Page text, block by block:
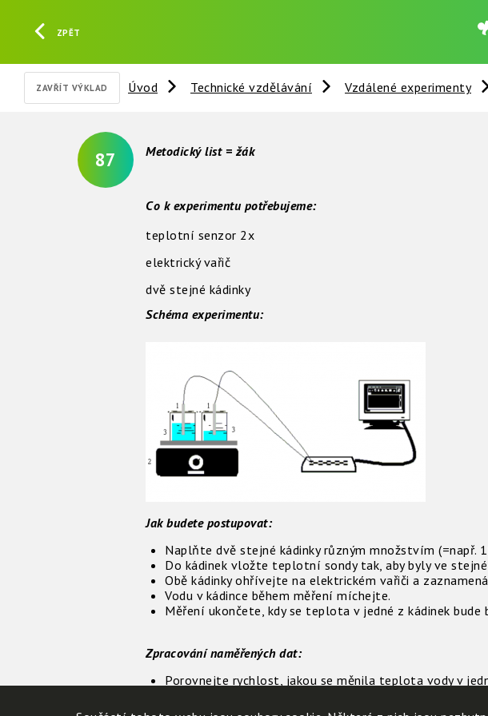
ZPĚT
ZAVŘÍT VÝKLAD Úvod Technické vzdělávání Vzdálené experimenty
87 Metodický list = žák
Co k experimentu potřebujeme:
teplotní senzor 2x
elektrický vařič
dvě stejné kádinky
Schéma experimentu:
Jak budete postupovat:
Naplňte dvě stejné kádinky různým množstvím
Do kádinek vložte teplotní sondy tak, aby byly ve stejné
Obě kádinky ohřívejte na elektrickém vařiči a
Vodu v kádince během měření míchejte.
Měření ukončete, kdy se teplota v jedné z kádinek
Zpracování naměřených dat:
Porovnejte rychlost, jakou se měnila teplota vody v